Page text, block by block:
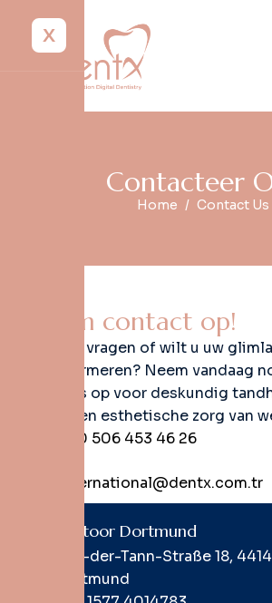
X
Contacteer
Home Contact Us
m contact op!
Heeft u vragen of wilt u uw
transformeren? Neem vandaag
met ons op voor deskundig
advies en esthetische zorg van
+90 506 453 46 26
international@dentx.com.tr
Kantoor Dortmund
Von-der-Tann-Straße 18,
Dortmund